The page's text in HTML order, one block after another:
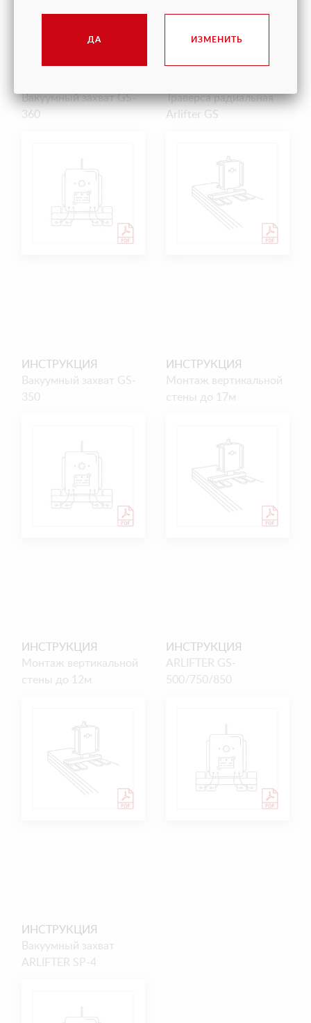
Вакуумный захват GS-
360
Траверса радиальная
Arlifter GS
ИНСТРУКЦИЯ
Вакуумный захват GS-
350
ИНСТРУКЦИЯ
Монтаж вертикальной
стены до 17м
ИНСТРУКЦИЯ
Монтаж вертикальной
стены до 12м
ИНСТРУКЦИЯ
ARLIFTER GS-
500/750/850
ИНСТРУКЦИЯ
Вакуумный захват
ARLIFTER SP-4
ДА ИЗМЕНИТЬ